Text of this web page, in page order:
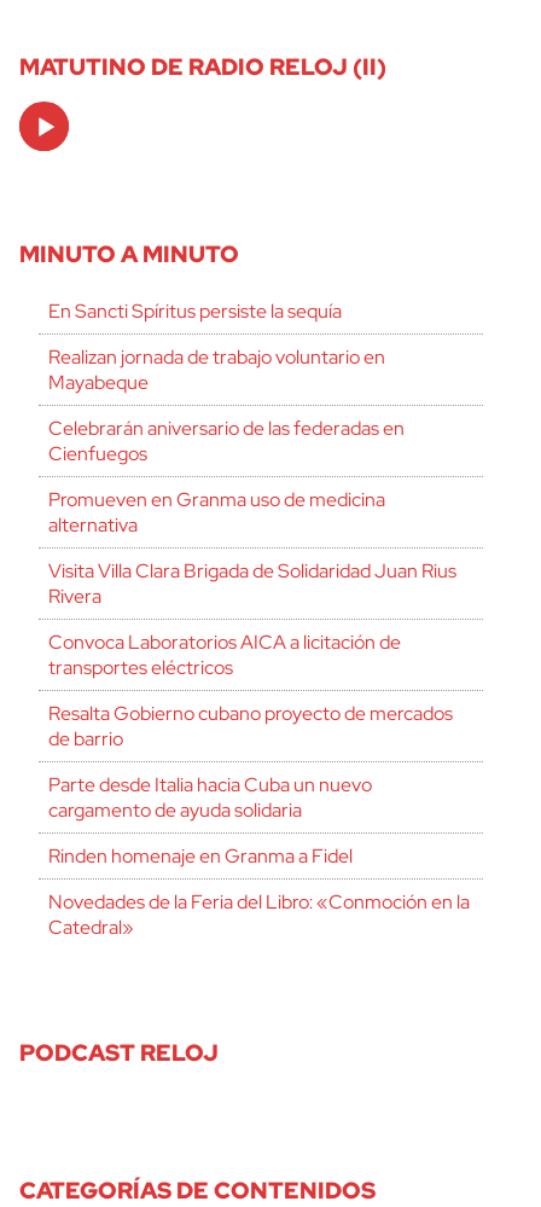
MATUTINO DE RADIO RELOJ (II)
Audio
Player
MINUTO A MINUTO
En Sancti Spíritus persiste la sequía
Realizan jornada de trabajo voluntario en
Mayabeque
Celebrarán aniversario de las federadas en
Cienfuegos
Promueven en Granma uso de medicina
alternativa
Visita Villa Clara Brigada de Solidaridad Juan Rius
Rivera
Convoca Laboratorios AICA a licitación de
transportes eléctricos
Resalta Gobierno cubano proyecto de mercados
de barrio
Parte desde Italia hacia Cuba un nuevo
cargamento de ayuda solidaria
Rinden homenaje en Granma a Fidel
Novedades de la Feria del Libro: «Conmoción en la
Catedral»
PODCAST RELOJ
CATEGORÍAS DE CONTENIDOS